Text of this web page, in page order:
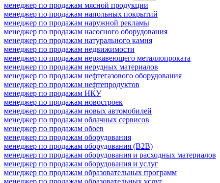
менеджер по продажам мясной продукции
менеджер по продажам напольных покрытий
менеджер по продажам наружной рекламы
менеджер по продажам насосного оборудования
менеджер по продажам натурального камня
менеджер по продажам недвижимости
менеджер по продажам нержавеющего металлопроката
менеджер по продажам нерудных материалов
менеджер по продажам нефтегазового оборудования
менеджер по продажам нефтепродуктов
менеджер по продажам НКУ
менеджер по продажам новостроек
менеджер по продажам новых автомобилей
менеджер по продажам облачных сервисов
менеджер по продажам обоев
менеджер по продажам оборудования
менеджер по продажам оборудования (B2B)
менеджер по продажам оборудования и расходных материалов
менеджер по продажам оборудования и услуг
менеджер по продажам образовательных программ
менеджер по продажам образовательных услуг